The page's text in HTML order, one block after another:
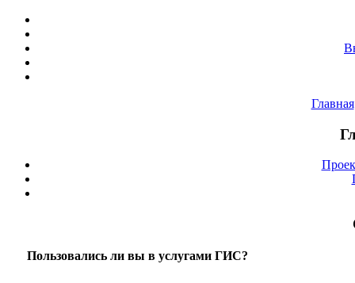
Главная
Пользовались ли вы в услугами ГИС?